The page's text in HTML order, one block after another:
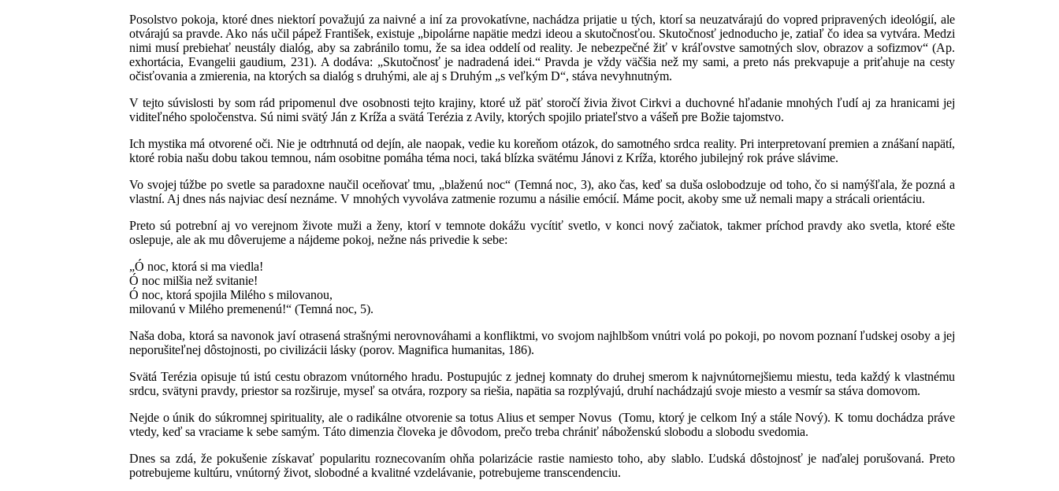
Posolstvo pokoja, ktoré dnes niektorí považujú za naivné a iní za provokatívne, nachádza prijatie u tých, ktorí sa neuzatvárajú do vopred pripravených ideológií, ale
otvárajú sa pravde. Ako nás učil pápež František, existuje „bipolárne napätie medzi ideou a skutočnosťou. Skutočnosť jednoducho je, zatiaľ čo idea sa vytvára. Medzi
nimi musí prebiehať neustály dialóg, aby sa zabránilo tomu, že sa idea oddelí od reality. Je nebezpečné žiť v kráľovstve samotných slov, obrazov a sofizmov“ (Ap.
exhortácia, Evangelii gaudium, 231). A dodáva: „Skutočnosť je nadradená idei.“ Pravda je vždy väčšia než my sami, a preto nás prekvapuje a priťahuje na cesty
očisťovania a zmierenia, na ktorých sa dialóg s druhými, ale aj s Druhým „s veľkým D“, stáva nevyhnutným.
V tejto súvislosti by som rád pripomenul dve osobnosti tejto krajiny, ktoré už päť storočí živia život Cirkvi a duchovné hľadanie mnohých ľudí aj za hranicami jej
viditeľného spoločenstva. Sú nimi svätý Ján z Kríža a svätá Terézia z Avily, ktorých spojilo priateľstvo a vášeň pre Božie tajomstvo.
Ich mystika má otvorené oči. Nie je odtrhnutá od dejín, ale naopak, vedie ku koreňom otázok, do samotného srdca reality. Pri interpretovaní premien a znášaní napätí,
ktoré robia našu dobu takou temnou, nám osobitne pomáha téma noci, taká blízka svätému Jánovi z Kríža, ktorého jubilejný rok práve slávime.
Vo svojej túžbe po svetle sa paradoxne naučil oceňovať tmu, „blaženú noc“ (Temná noc, 3), ako čas, keď sa duša oslobodzuje od toho, čo si namýšľala, že pozná a
vlastní. Aj dnes nás najviac desí neznáme. V mnohých vyvoláva zatmenie rozumu a násilie emócií. Máme pocit, akoby sme už nemali mapy a strácali orientáciu.
Preto sú potrební aj vo verejnom živote muži a ženy, ktorí v temnote dokážu vycítiť svetlo, v konci nový začiatok, takmer príchod pravdy ako svetla, ktoré ešte
oslepuje, ale ak mu dôverujeme a nájdeme pokoj, nežne nás privedie k sebe:
„Ó noc, ktorá si ma viedla!
Ó noc milšia než svitanie!
Ó noc, ktorá spojila Milého s milovanou,
milovanú v Milého premenenú!“ (Temná noc, 5).
Naša doba, ktorá sa navonok javí otrasená strašnými nerovnováhami a konfliktmi, vo svojom najhlbšom vnútri volá po pokoji, po novom poznaní ľudskej osoby a jej
neporušiteľnej dôstojnosti, po civilizácii lásky (porov. Magnifica humanitas, 186).
Svätá Terézia opisuje tú istú cestu obrazom vnútorného hradu. Postupujúc z jednej komnaty do druhej smerom k najvnútornejšiemu miestu, teda každý k vlastnému
srdcu, svätyni pravdy, priestor sa rozširuje, myseľ sa otvára, rozpory sa riešia, napätia sa rozplývajú, druhí nachádzajú svoje miesto a vesmír sa stáva domovom.
Nejde o únik do súkromnej spirituality, ale o radikálne otvorenie sa totus Alius et semper Novus (Tomu, ktorý je celkom Iný a stále Nový). K tomu dochádza práve
vtedy, keď sa vraciame k sebe samým. Táto dimenzia človeka je dôvodom, prečo treba chrániť náboženskú slobodu a slobodu svedomia.
Dnes sa zdá, že pokušenie získavať popularitu roznecovaním ohňa polarizácie rastie namiesto toho, aby slablo. Ľudská dôstojnosť je naďalej porušovaná. Preto
potrebujeme kultúru, vnútorný život, slobodné a kvalitné vzdelávanie, potrebujeme transcendenciu.